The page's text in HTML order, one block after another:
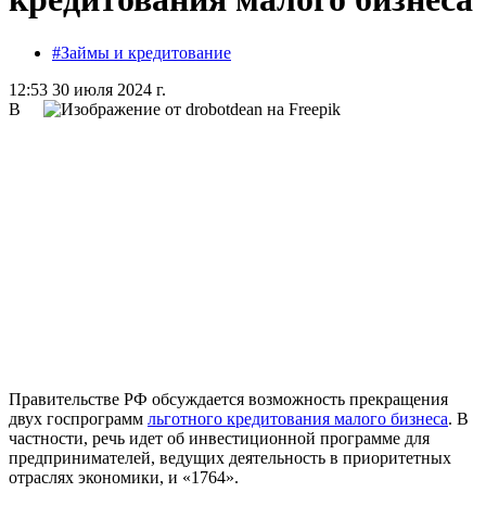
#Займы и кредитование
12:53 30 июля 2024 г.
В
Правительстве РФ обсуждается возможность прекращения
двух госпрограмм льготного кредитования малого бизнеса. В
частности, речь идет об инвестиционной программе для
предпринимателей, ведущих деятельность в приоритетных
отраслях экономики, и «1764».